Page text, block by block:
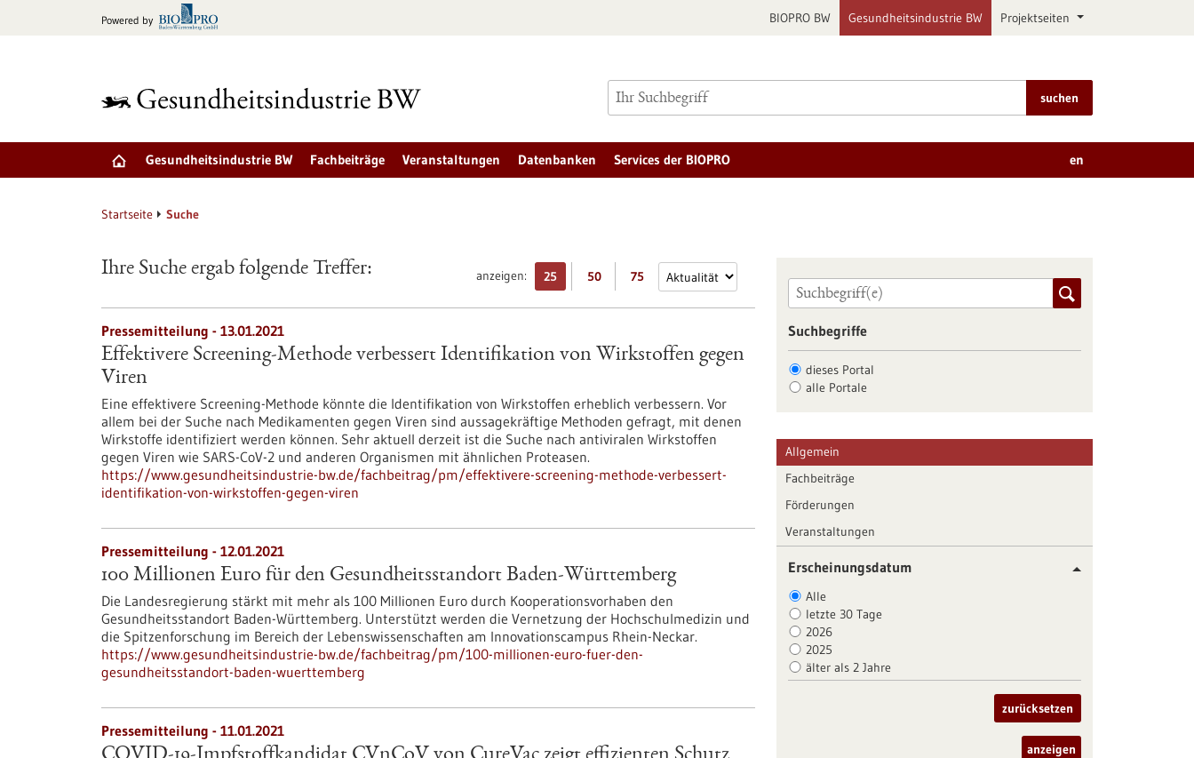
Powered by BIOPRO BW Gesundheitsindustrie BW Projektseiten
suchen
Gesundheitsindustrie BW Fachbeiträge Veranstaltungen Datenbanken Services der BIOPRO en
Startseite Suche
anzeigen: 25 50 75
Ihre Suche ergab folgende Treffer:
Pressemitteilung - 13.01.2021
Effektivere Screening-Methode verbessert Identifikation von Wirkstoffen gegen
Viren
Eine effektivere Screening-Methode könnte die Identifikation von Wirkstoffen erheblich verbessern. Vor
allem bei der Suche nach Medikamenten gegen Viren sind aussagekräftige Methoden gefragt, mit denen
Wirkstoffe identifiziert werden können. Sehr aktuell derzeit ist die Suche nach antiviralen Wirkstoffen
gegen Viren wie SARS-CoV-2 und anderen Organismen mit ähnlichen Proteasen.
https://www.gesundheitsindustrie-bw.de/fachbeitrag/pm/effektivere-screening-methode-verbessert-
identifikation-von-wirkstoffen-gegen-viren
Pressemitteilung - 12.01.2021
100 Millionen Euro für den Gesundheitsstandort Baden-Württemberg
Die Landesregierung stärkt mit mehr als 100 Millionen Euro durch Kooperationsvorhaben den
Gesundheitsstandort Baden-Württemberg. Unterstützt werden die Vernetzung der Hochschulmedizin und
die Spitzenforschung im Bereich der Lebenswissenschaften am Innovationscampus Rhein-Neckar.
https://www.gesundheitsindustrie-bw.de/fachbeitrag/pm/100-millionen-euro-fuer-den-
gesundheitsstandort-baden-wuerttemberg
Pressemitteilung - 11.01.2021
Suchbegriffe
dieses Portal
alle Portale
Allgemein
Fachbeiträge
Förderungen
Veranstaltungen
Erscheinungsdatum
Alle
letzte 30 Tage
2026
2025
älter als 2 Jahre
zurücksetzen
anzeigen